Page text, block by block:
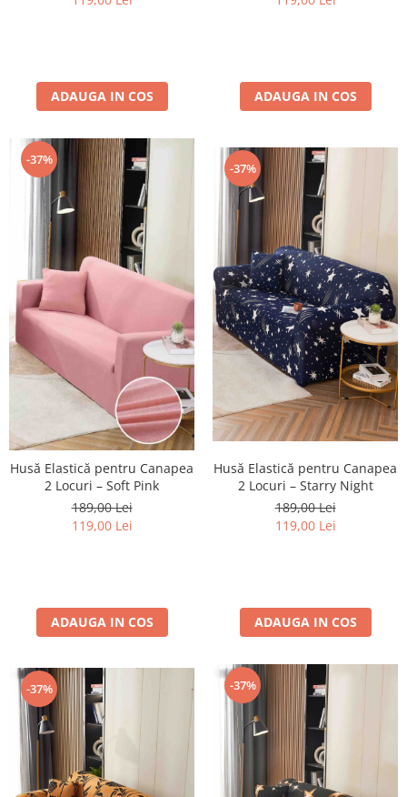
ADAUGA IN COS ADAUGA IN COS
-37%
Husă Elastică pentru Canapea
2 Locuri – Soft Pink
189,00 Lei
119,00 Lei
ADAUGA IN COS
-37%
Husă Elastică pentru Canapea
2 Locuri – Starry Night
189,00 Lei
119,00 Lei
ADAUGA IN COS
-37% -37%